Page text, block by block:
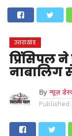
देहरादूननैनीताल
मनोरंजन
उत्तराखंड
प्रिंसिपल
नाबालिग
By न्यूज़
Published